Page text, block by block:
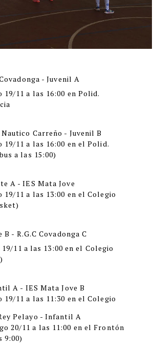
- Juvenil A
19/11 a las 16:00 en Polid.
Carreño - Juvenil B
19/11 a las 16:00 en el Polid.
a las 15:00)
A - IES Mata Jove
19/11 a las 13:00 en el Colegio
B - R.G.C Covadonga C
19/11 a las 13:00 en el Colegio
A - IES Mata Jove B
19/11 a las 11:30 en el Colegio
Pelayo - Infantil A
20/11 a las 11:00 en el Frontón
9:00)